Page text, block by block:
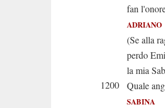
fan
ADRIANO
(Se alla
perdo
la mia
1200
Quale
SABINA